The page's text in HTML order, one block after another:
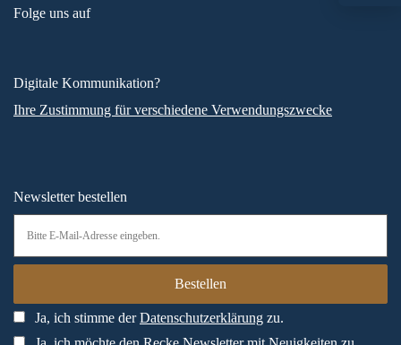
Folge uns auf
Digitale Kommunikation?
Ihre Zustimmung für verschiedene Verwendungszwecke
Newsletter bestellen
Ja, ich stimme derDatenschutzerklärung zu.